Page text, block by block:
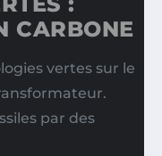
CARBONE
vertes sur le
par des